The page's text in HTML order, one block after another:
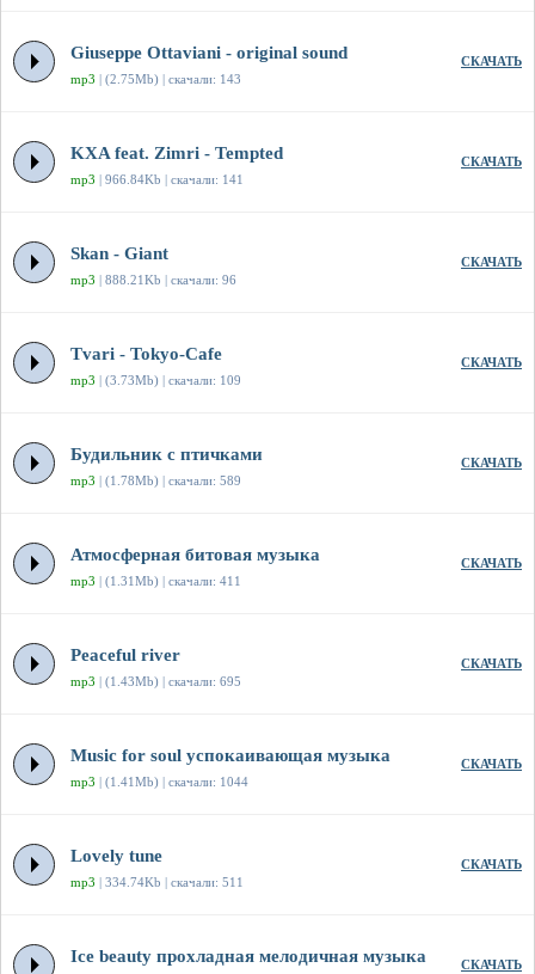
Giuseppe Ottaviani - original sound
mp3 | (2.75Mb) | скачали: 143
СКАЧАТЬ
KXA feat. Zimri - Tempted
mp3 | 966.84Kb | скачали: 141
СКАЧАТЬ
Skan - Giant
mp3 | 888.21Kb | скачали: 96
СКАЧАТЬ
Tvari - Tokyo-Cafe
mp3 | (3.73Mb) | скачали: 109
СКАЧАТЬ
Будильник с птичками
mp3 | (1.78Mb) | скачали: 589
СКАЧАТЬ
Атмосферная битовая музыка
mp3 | (1.31Mb) | скачали: 411
СКАЧАТЬ
Peaceful river
mp3 | (1.43Mb) | скачали: 695
СКАЧАТЬ
Music for soul успокаивающая музыка
mp3 | (1.41Mb) | скачали: 1044
СКАЧАТЬ
Lovely tune
mp3 | 334.74Kb | скачали: 511
СКАЧАТЬ
Ice beauty прохладная мелодичная музыка СКАЧАТЬ